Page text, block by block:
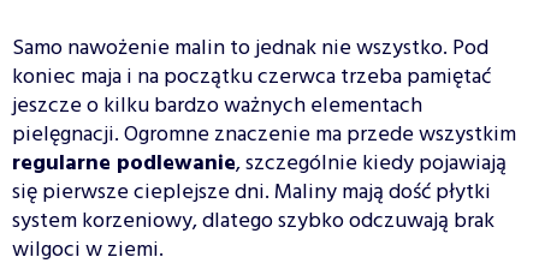
Samo nawożenie malin to jednak nie wszystko. Pod
koniec maja i na początku czerwca trzeba pamiętać
jeszcze o kilku bardzo ważnych elementach
pielęgnacji. Ogromne znaczenie ma przede wszystkim
regularne podlewanie, szczególnie kiedy pojawiają
się pierwsze cieplejsze dni. Maliny mają dość płytki
system korzeniowy, dlatego szybko odczuwają brak
wilgoci w ziemi.